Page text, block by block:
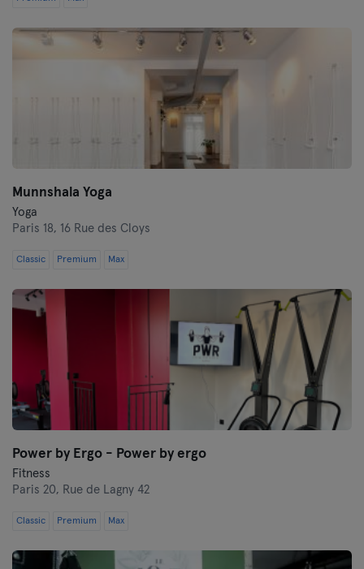
Munnshala Yoga
Yoga
Paris 18, 16 Rue des Cloys
Classic Premium Max
Power by Ergo - Power by ergo
Fitness
Paris 20, Rue de Lagny 42
Classic Premium Max